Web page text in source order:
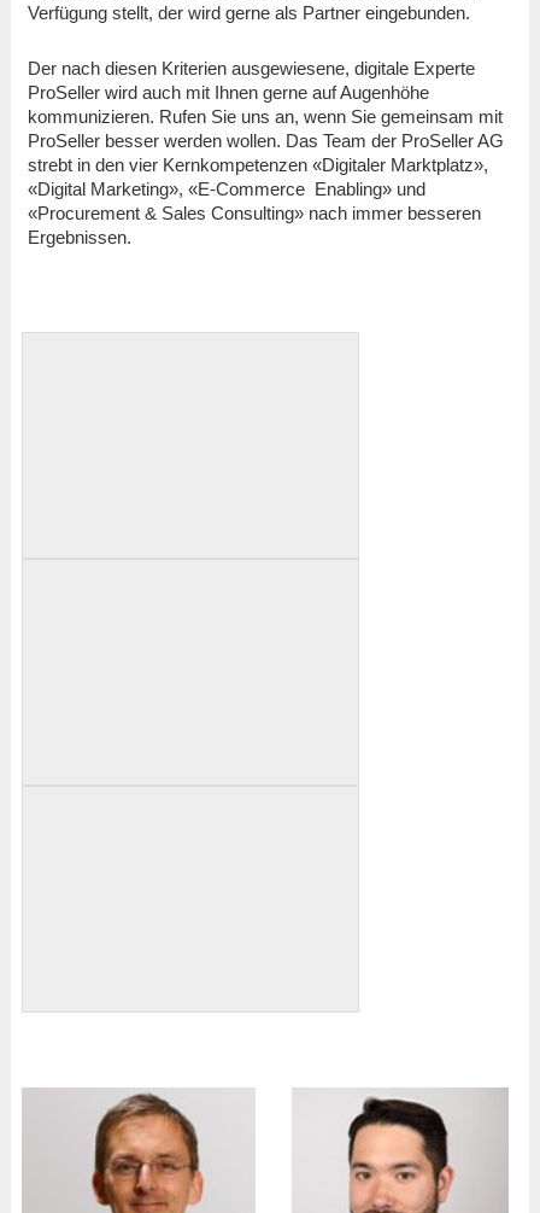
Verfügung stellt, der wird gerne als Partner eingebunden.
Der nach diesen Kriterien ausgewiesene, digitale Experte
ProSeller wird auch mit Ihnen gerne auf Augenhöhe
kommunizieren. Rufen Sie uns an, wenn Sie gemeinsam mit
ProSeller besser werden wollen. Das Team der ProSeller AG
strebt in den vier Kernkompetenzen «Digitaler Marktplatz»,
«Digital Marketing», «E-Commerce Enabling» und
«Procurement & Sales Consulting» nach immer besseren
Ergebnissen.